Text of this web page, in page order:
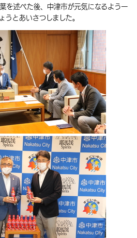
組織案内
外国人の方向け情報
計画・施策
グルメ・食べる
市役所の紹介
広報・広聴
を述べた後、中津市が元気になるよう一
うとあいさつしました。